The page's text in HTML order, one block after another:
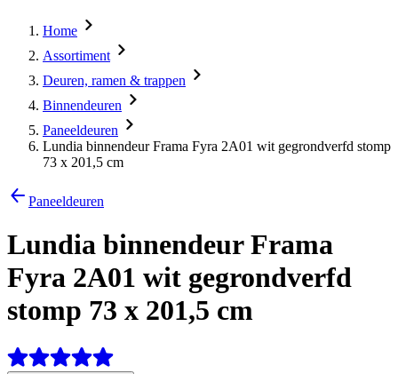
Home
Assortiment
Deuren, ramen & trappen
Binnendeuren
Paneeldeuren
Lundia binnendeur Frama Fyra 2A01 wit gegrondverfd stomp
73 x 201,5 cm
Paneeldeuren
Lundia binnendeur Frama
Fyra 2A01 wit gegrondverfd
stomp 73 x 201,5 cm